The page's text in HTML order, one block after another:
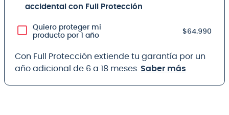
accidental con Full Protección
Quiero proteger mi
producto por 1 año
$64.990
Con Full Protección extiende tu garantía por un
año adicional de 6 a 18 meses. Saber más